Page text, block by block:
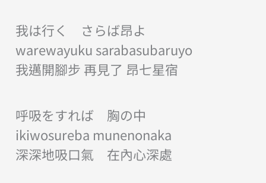
我は行く さらば昂よ
warewayuku sarabasubaruyo
我邁開腳步 再見了 昂七星宿
呼吸をすれば 胸の中
ikiwosureba munenonaka
深深地吸口氣 在內心深處